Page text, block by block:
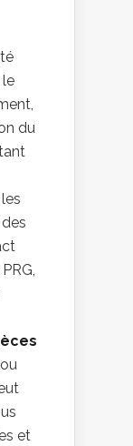
du
les
et